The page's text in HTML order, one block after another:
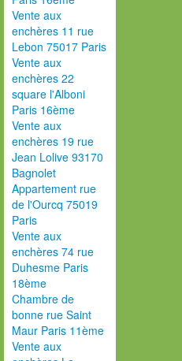
Vente aux
enchères 11 rue
Lebon 75017 Paris
Vente aux
enchères 22
square l'Alboni
Paris 16ème
Vente aux
enchères 19 rue
Jean Lolive 93170
Bagnolet
Appartement rue
de l'Ourcq 75019
Paris
Vente aux
enchères 74 rue
Duhesme Paris
18ème
Chambre de
bonne rue Saint
Maur Paris 11ème
Vente aux